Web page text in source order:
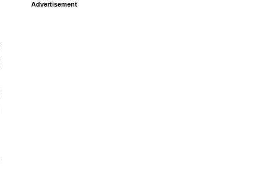
Advertisement